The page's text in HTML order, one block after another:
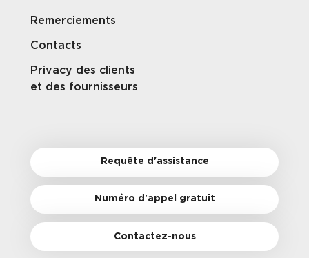
Remerciements
Contacts
Privacy des clients
et des fournisseurs
Requête d'assistance
Numéro d'appel gratuit
Contactez-nous